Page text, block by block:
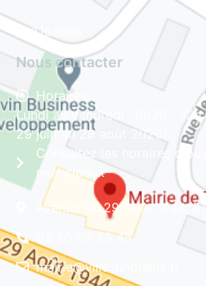
Lire la suite
Nous contacter
Horaires
Lundi au vendredi : 8h30 -
29 juin au 28 août 2026)
Consultez les horaires
municipaux
Avenue du 29 Août 1944,
03 26 08 23 45
mairie@ville-tinqueux.fr